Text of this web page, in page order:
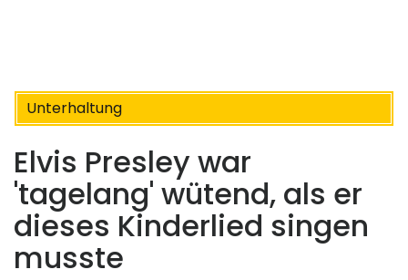
Unterhaltung
Elvis Presley war
'tagelang' wütend, als er
dieses Kinderlied singen
musste